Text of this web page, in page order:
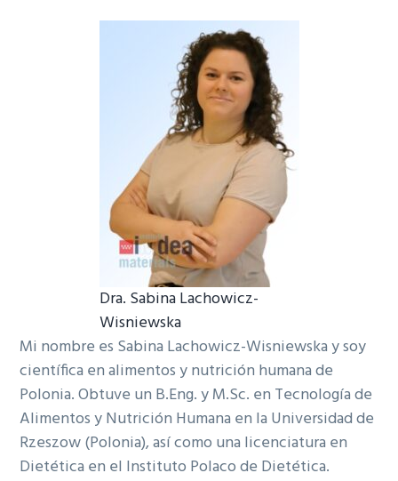
Dra. Sabina Lachowicz-
Wisniewska
Mi nombre es Sabina Lachowicz-Wisniewska y soy
científica en alimentos y nutrición humana de
Polonia. Obtuve un B.Eng. y M.Sc. en Tecnología de
Alimentos y Nutrición Humana en la Universidad de
Rzeszow (Polonia), así como una licenciatura en
Dietética en el Instituto Polaco de Dietética.